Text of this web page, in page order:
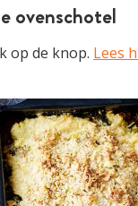
ovenschotel
op de knop. Lees